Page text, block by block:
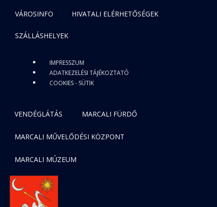
VÁROSINFO HIVATALI ELÉRHETŐSÉGEK
SZÁLLÁSHELYEK
IMPRESSZUM
ADATKEZELÉSI TÁJÉKOZTATÓ
COOKIES - SÜTIK
VENDÉGLÁTÁS MARCALI FÜRDŐ
MARCALI MŰVELŐDÉSI KÖZPONT
MARCALI MÚZEUM